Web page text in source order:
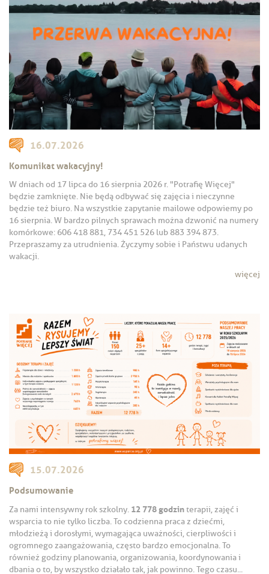
16.07.2026
Komunikat wakacyjny!
W dniach od 17 lipca do 16 sierpnia 2026 r. "Potrafię Więcej"
będzie zamknięte. Nie będą odbywać się zajęcia i nieczynne
będzie też biuro. Na wszystkie zapytanie mailowe odpowiemy po
16 sierpnia. W bardzo pilnych sprawach można dzwonić na numery
komórkowe: 606 418 881, 734 451 526 lub 883 394 873.
Przepraszamy za utrudnienia. Życzymy sobie i Państwu udanych
wakacji.
więcej
15.07.2026
Podsumowanie
Za nami intensywny rok szkolny. 12 778 godzinterapii, zajęć i
wsparcia to nie tylko liczba. To codzienna praca z dziećmi,
młodzieżą i dorosłymi, wymagająca uważności, cierpliwości i
ogromnego zaangażowania, często bardzo emocjonalna. To
również godziny planowania, organizowania, koordynowania i
dbania o to, by wszystko działało tak, jak powinno. Tego czasu...